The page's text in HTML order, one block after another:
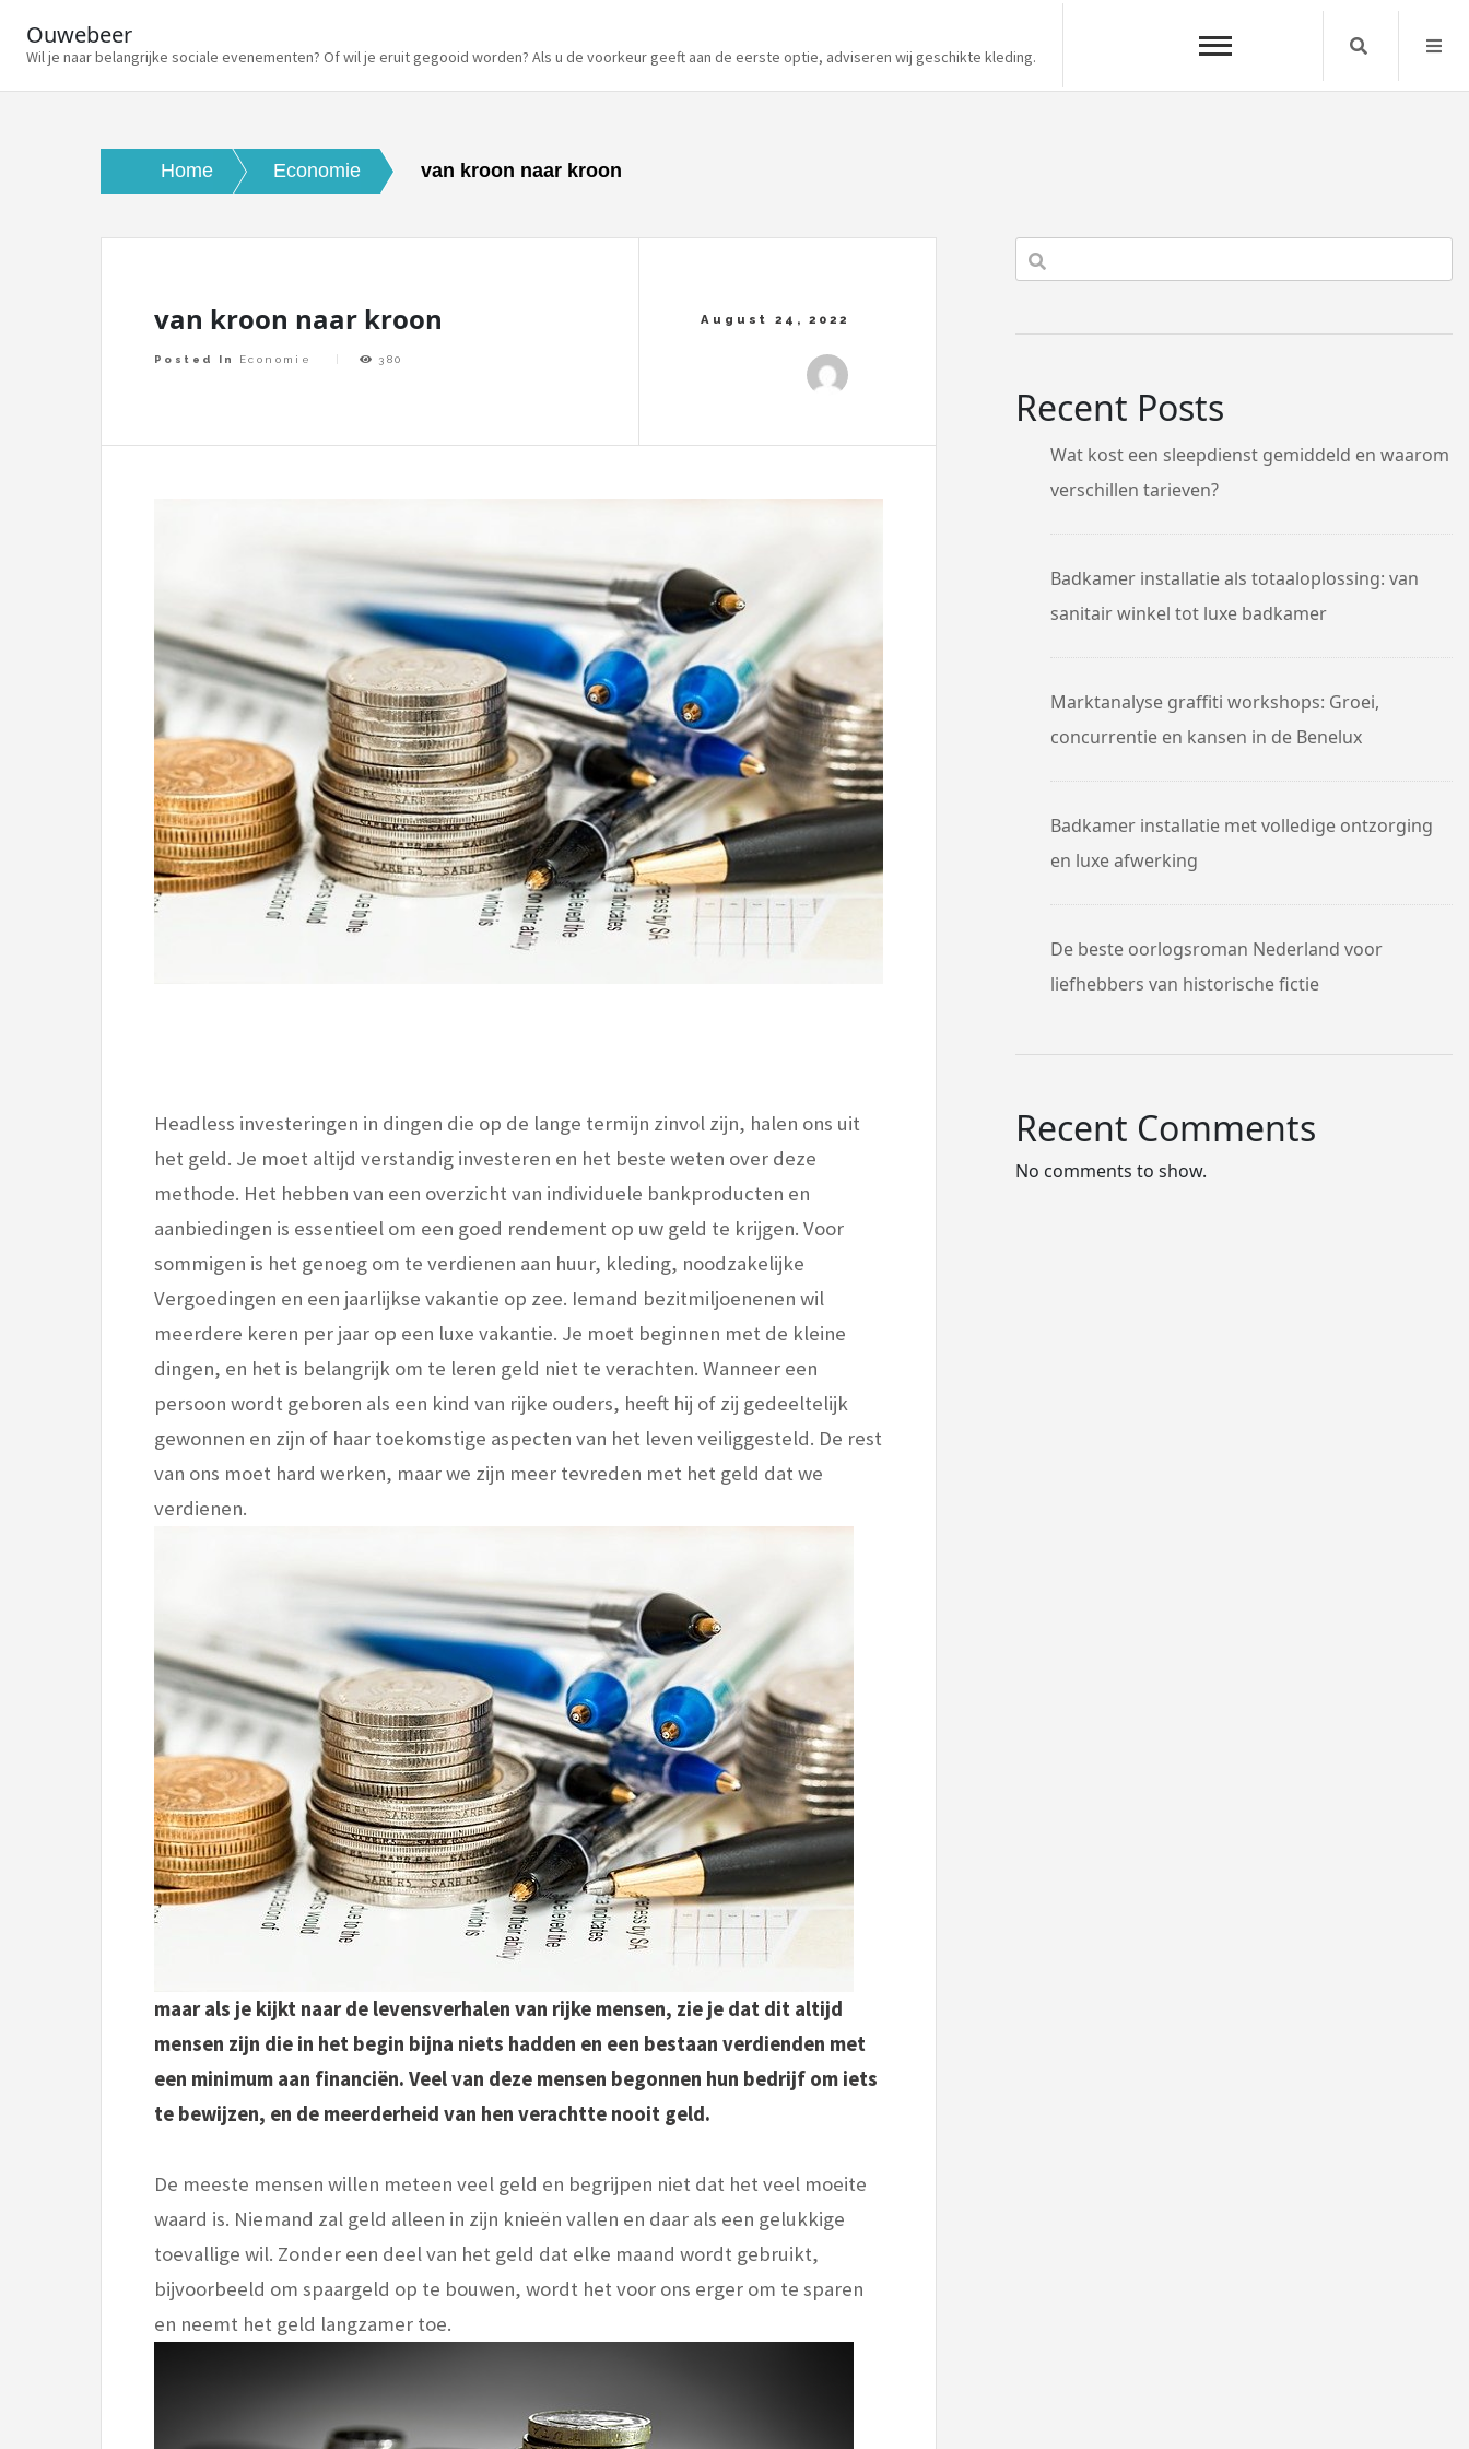
Ouwebeer
Wil je naar belangrijke sociale evenementen? Of wil je eruit gegooid worden? Als u de voorkeur geeft aan de eerste optie, adviseren wij geschikte kleding. Search
Home Economie van kroon naar kroon
van kroon naar kroon
Posted In Economie 380
Headless investeringen in dingen die op de lange termijn zinvol zijn, halen ons uit
het geld. Je moet altijd verstandig investeren en het beste weten over deze
methode. Het hebben van een overzicht van individuele bankproducten en
aanbiedingen is essentieel om een goed rendement op uw geld te krijgen. Voor
sommigen is het genoeg om te verdienen aan huur, kleding, noodzakelijke
Vergoedingen en een jaarlijkse vakantie op zee. Iemand bezitmiljoenenen wil
meerdere keren per jaar op een luxe vakantie. Je moet beginnen met de kleine
dingen, en het is belangrijk om te leren geld niet te verachten. Wanneer een
persoon wordt geboren als een kind van rijke ouders, heeft hij of zij gedeeltelijk
gewonnen en zijn of haar toekomstige aspecten van het leven veiliggesteld. De rest
van ons moet hard werken, maar we zijn meer tevreden met het geld dat we
verdienen.
maar als je kijkt naar de levensverhalen van rijke mensen, zie je dat dit altijd
mensen zijn die in het begin bijna niets hadden en een bestaan verdienden met
een minimum aan financiën. Veel van deze mensen begonnen hun bedrijf om iets
te bewijzen, en de meerderheid van hen verachtte nooit geld.
De meeste mensen willen meteen veel geld en begrijpen niet dat het veel moeite
waard is. Niemand zal geld alleen in zijn knieën vallen en daar als een gelukkige
toevallige wil. Zonder een deel van het geld dat elke maand wordt gebruikt,
bijvoorbeeld om spaargeld op te bouwen, wordt het voor ons erger om te sparen
en neemt het geld langzamer toe.
Recent Posts
Wat kost een sleepdienst gemiddeld en waarom
verschillen tarieven?
Badkamer installatie als totaaloplossing: van
sanitair winkel tot luxe badkamer
Marktanalyse graffiti workshops: Groei,
concurrentie en kansen in de Benelux
Badkamer installatie met volledige ontzorging
en luxe afwerking
De beste oorlogsroman Nederland voor
liefhebbers van historische fictie
Recent Comments
No comments to show.